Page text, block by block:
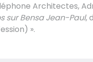
Architectes,
sur Bensa Jean-Paul,
».